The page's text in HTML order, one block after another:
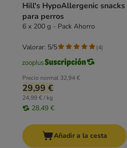
Hill's HypoAllergenic snacks
para perros
6 x 200 g - Pack Ahorro
Precio normal 32,94 €
29,99 €
24,99 € / kg
28,49 €
Valorar: 5/5 (4)
Añadir a la cesta